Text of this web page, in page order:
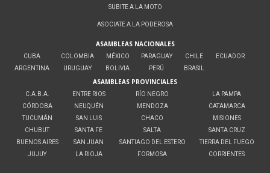
SUBITE A LA MOTO
ASOCIATE A LA PODEROSA
ASAMBLEAS NACIONALES
CUBA
ARGENTINA
COLOMBIA
URUGUAY
MÉXICO
BOLIVIA
PARAGUAY
PERÚ
CHILE
BRASIL
ECUADOR
ASAMBLEAS PROVINCIALES
C.A.B.A.
CÓRDOBA
TUCUMÁN
CHUBUT
BUENOS AIRES
JUJUY
ENTRE RIOS
NEUQUÉN
SAN LUIS
SANTA FE
SAN JUAN
LA RIOJA
RÍO NEGRO
MENDOZA
CHACO
SALTA
SANTIAGO DEL ESTERO
FORMOSA
LA PAMPA
CATAMARCA
MISIONES
SANTA CRUZ
TIERRA DEL FUEGO
CORRIENTES